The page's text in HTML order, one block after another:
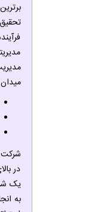
شرکت
در
به